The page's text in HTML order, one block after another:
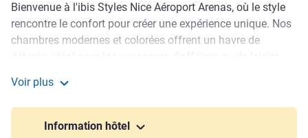
Description
Bienvenue à l'ibis Styles Nice Aéroport Arenas, où le style
rencontre le confort pour créer une expérience unique. Nos
chambres modernes et colorées offrent un havre de
savourez des instants de convivialité dans notre espace
lounge et restez connecté grâce à notre accès Wi-Fi gratuit.
Situé à proximité de l'aéroport Nice Côte d'Azur et du Palais
Voir plus
Information hôtel